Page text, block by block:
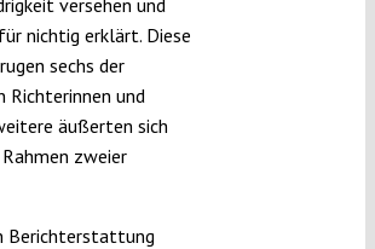
nichtig erklärt. Diese
sechs der
Richterinnen und
äußerten sich
zweier
Berichterstattung